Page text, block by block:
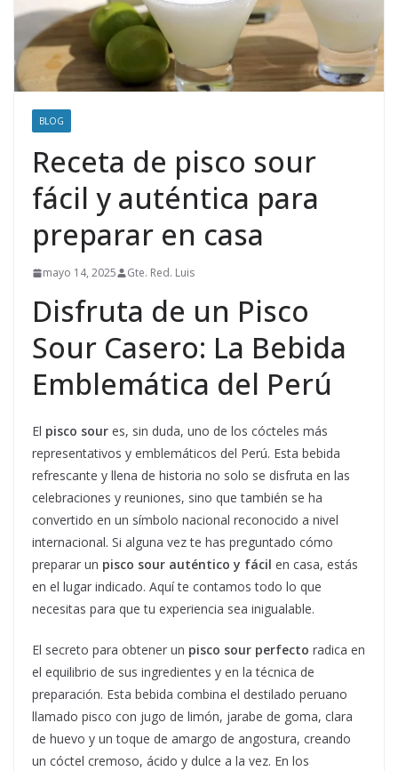
BLOG
Receta de pisco sour
fácil y auténtica para
preparar en casa
mayo 14, 2025 Gte. Red. Luis
Disfruta de un Pisco
Sour Casero: La Bebida
Emblemática del Perú
El pisco sour es, sin duda, uno de los cócteles más
representativos y emblemáticos del Perú. Esta bebida
refrescante y llena de historia no solo se disfruta en las
celebraciones y reuniones, sino que también se ha
convertido en un símbolo nacional reconocido a nivel
internacional. Si alguna vez te has preguntado cómo
preparar un pisco sour auténtico y fácil en casa, estás
en el lugar indicado. Aquí te contamos todo lo que
necesitas para que tu experiencia sea inigualable.
El secreto para obtener un pisco sour perfecto radica en
el equilibrio de sus ingredientes y en la técnica de
preparación. Esta bebida combina el destilado peruano
llamado pisco con jugo de limón, jarabe de goma, clara
de huevo y un toque de amargo de angostura, creando
un cóctel cremoso, ácido y dulce a la vez. En los